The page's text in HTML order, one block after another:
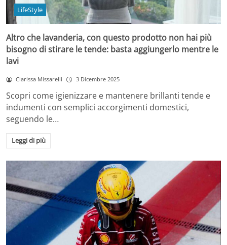
LifeStyle
Altro che lavanderia, con questo prodotto non hai più
bisogno di stirare le tende: basta aggiungerlo mentre le
lavi
Clarissa Missarelli 3 Dicembre 2025
Scopri come igienizzare e mantenere brillanti tende e
indumenti con semplici accorgimenti domestici,
seguendo le…
Leggi di più